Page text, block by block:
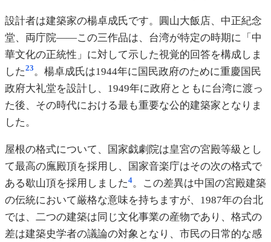
設計者は建築家の楊卓成氏です。圓山大飯店、中正紀念
堂、両庁院——この三作品は、台湾が特定の時期に「中
華文化の正統性」に対して示した視覚的回答を構成しま
した23。楊卓成氏は1944年に国民政府のために重慶国民
政府大礼堂を設計し、1949年に政府とともに台湾に渡っ
た後、その時代における最も重要な公的建築家となりま
した。
屋根の格式について、国家戯劇院は皇宮の宮殿等級とし
て最高の廡殿頂を採用し、国家音楽庁はその次の格式で
ある歇山頂を採用しました4。この差異は中国の宮殿建築
の伝統において厳格な意味を持ちますが、1987年の台北
では、二つの建築は同じ文化事業の産物であり、格式の
差は建築史学者の議論の対象となり、市民の日常的な感